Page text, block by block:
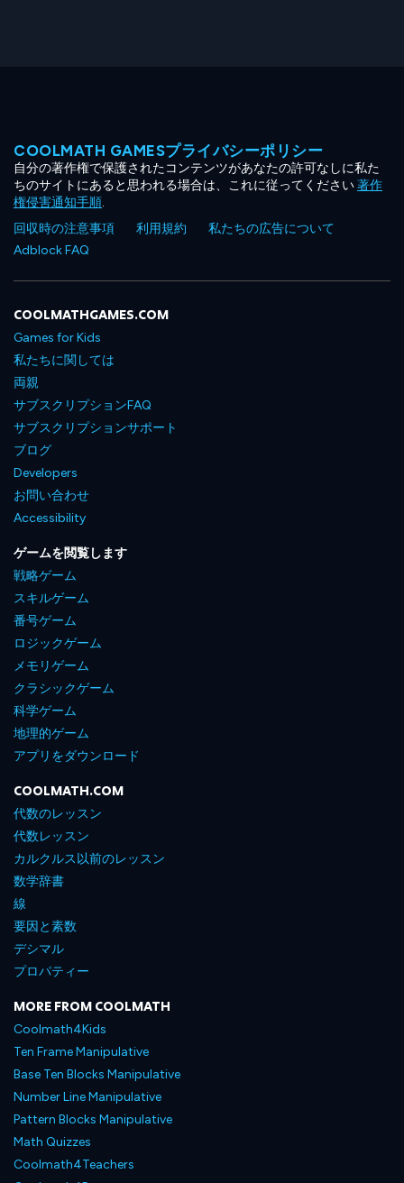
COOLMATH GAMESプライバシーポリシー
自分の著作権で保護されたコンテンツがあなたの許可なしに私た
ちのサイトにあると思われる場合は、これに従ってください著作
権侵害通知手順.
回収時の注意事項
利用規約
私たちの広告について
Adblock FAQ
COOLMATHGAMES.COM
Games for Kids
私たちに関しては
両親
サブスクリプションFAQ
サブスクリプションサポート
ブログ
Developers
お問い合わせ
Accessibility
ゲームを閲覧します
戦略ゲーム
スキルゲーム
番号ゲーム
ロジックゲーム
メモリゲーム
クラシックゲーム
科学ゲーム
地理的ゲーム
アプリをダウンロード
COOLMATH.COM
代数のレッスン
代数レッスン
カルクルス以前のレッスン
数学辞書
線
要因と素数
デシマル
プロパティー
MORE FROM COOLMATH
Coolmath4Kids
Ten Frame Manipulative
Base Ten Blocks Manipulative
Number Line Manipulative
Pattern Blocks Manipulative
Math Quizzes
Coolmath4Teachers